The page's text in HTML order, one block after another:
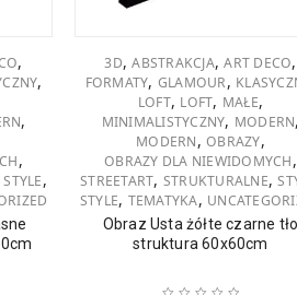
,
,
,
,
STYLE,
3D,ABSTRAKCJA,ART DECO,
FORMATY, GLAMOUR,
LOFT, LOFT, MAŁE,
MINIMALISTYCZNY, MODERN,
MODERN,OBRAZY,
OBRAZY DLA NIEWIDOMYCH,
STREETART, STRUKTURALNE,
STYLE, TEMATYKA,
Obraz Usta żółte czarne tło
struktura 60x60cm